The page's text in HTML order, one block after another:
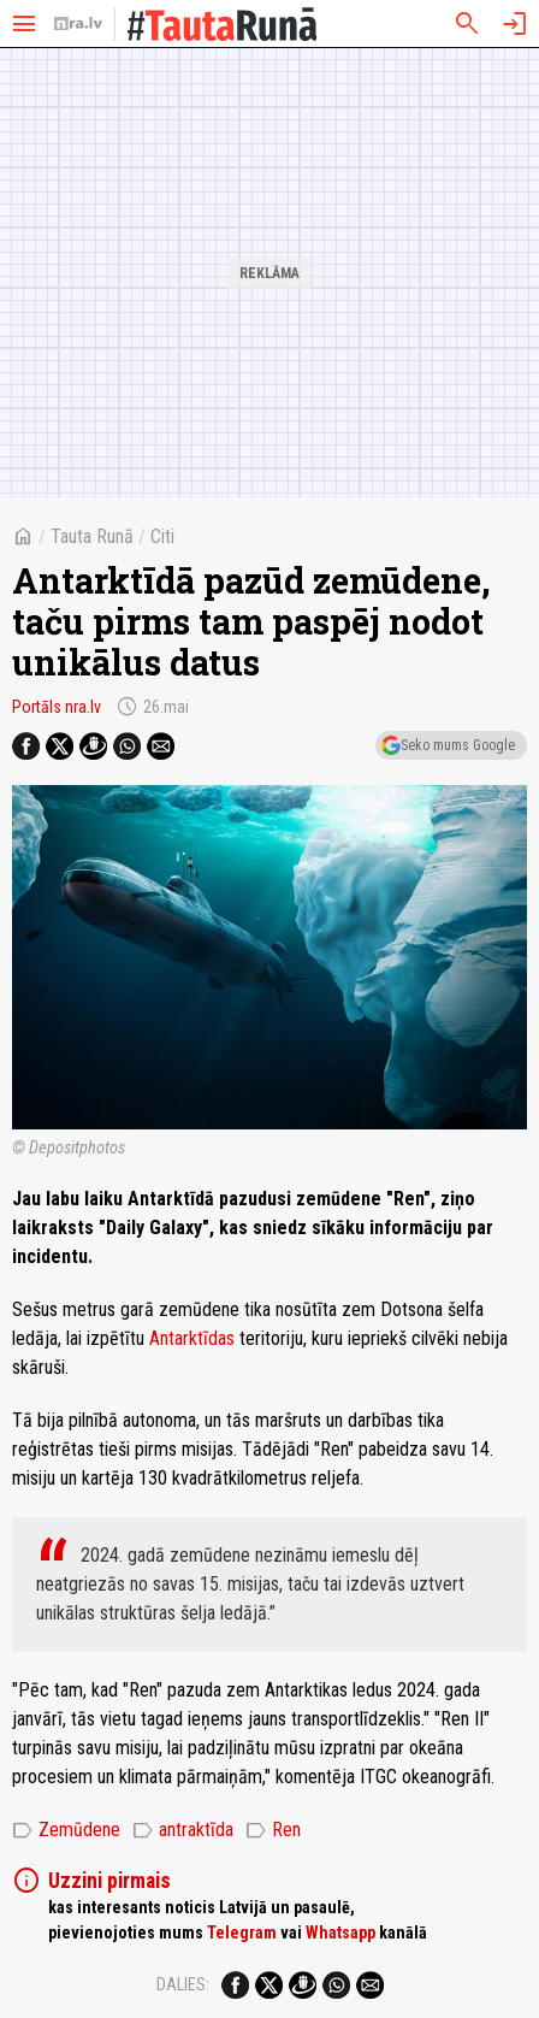
menu search login
home / Tauta Runā / Citi
Antarktīdā pazūd zemūdene,
taču pirms tam paspēj nodot
unikālus datus
Portāls nra.lv schedule 26.mai
Seko mums Google
© Depositphotos
Jau labu laiku Antarktīdā pazudusi zemūdene "Ren", ziņo
laikraksts "Daily Galaxy", kas sniedz sīkāku informāciju par
incidentu.
Sešus metrus garā zemūdene tika nosūtīta zem Dotsona šelfa
ledāja, lai izpētītu Antarktīdas teritoriju, kuru iepriekš cilvēki nebija
skāruši.
Tā bija pilnībā autonoma, un tās maršruts un darbības tika
reģistrētas tieši pirms misijas. Tādējādi "Ren" pabeidza savu 14.
misiju un kartēja 130 kvadrātkilometrus reljefa.
2024. gadā zemūdene nezināmu iemeslu dēļ
neatgriezās no savas 15. misijas, taču tai izdevās uztvert
unikālas struktūras šelja ledājā.
"Pēc tam, kad "Ren" pazuda zem Antarktikas ledus 2024. gada
janvārī, tās vietu tagad ieņems jauns transportlīdzeklis." "Ren II"
turpinās savu misiju, lai padziļinātu mūsu izpratni par okeāna
procesiem un klimata pārmaiņām," komentēja ITGC okeanogrāfi.
label Zemūdene label antraktīda label Ren
info Uzzini pirmais
kas interesants noticis Latvijā un pasaulē,
pievienojoties mums Telegram vai Whatsapp kanālā
DALIES: